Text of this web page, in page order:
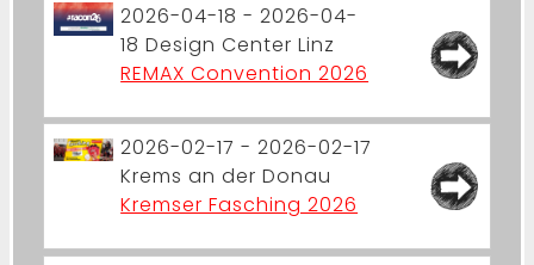
2026-04-18 - 2026-04-
18 Design Center Linz
REMAX Convention 2026
2026-02-17 - 2026-02-17
Krems an der Donau
Kremser Fasching 2026